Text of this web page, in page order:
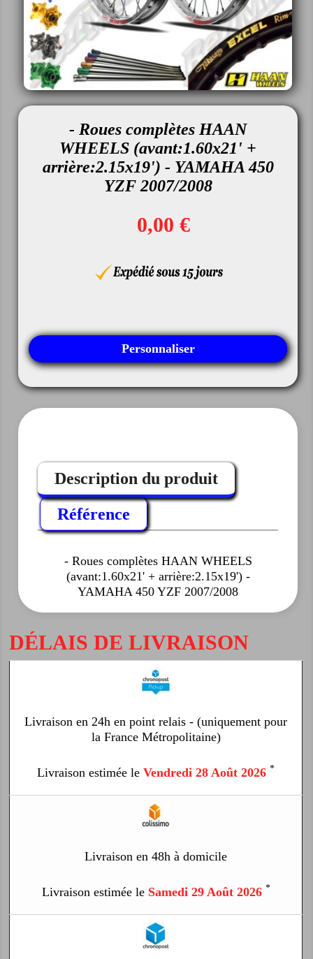
- Roues complètes HAAN
WHEELS (avant:1.60x21' +
arrière:2.15x19') - YAMAHA 450
YZF 2007/2008
0,00 €
Personnaliser
Description du produit
Référence
- Roues complètes HAAN WHEELS
(avant:1.60x21' + arrière:2.15x19') -
YAMAHA 450 YZF 2007/2008
DÉLAIS DE LIVRAISON
Livraison en 24h en point relais - (uniquement pour
la France Métropolitaine)
Livraison estimée le Vendredi 28 Août 2026 *
Livraison en 48h à domicile
Livraison estimée le Samedi 29 Août 2026 *